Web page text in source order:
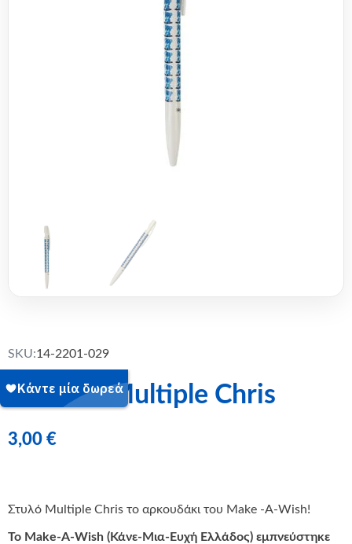
SKU:14-2201-029
Στυλό – Multiple Chris
3,00 €
Στυλό Multiple Chris το αρκουδάκι του Make -A-Wish!
Το Make-A-Wish (Κάνε-Μια-Ευχή Ελλάδος) εμπνεύστηκε